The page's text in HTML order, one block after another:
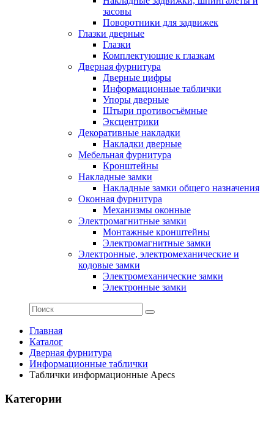
засовы
Поворотники для задвижек
Глазки дверные
Глазки
Комплектующие к глазкам
Дверная фурнитура
Дверные цифры
Информационные таблички
Упоры дверные
Штыри противосъёмные
Эксцентрики
Декоративные накладки
Накладки дверные
Мебельная фурнитура
Кронштейны
Накладные замки
Накладные замки общего назначения
Оконная фурнитура
Механизмы оконные
Электромагнитные замки
Монтажные кронштейны
Электромагнитные замки
Электронные, электромеханические и
кодовые замки
Электромеханические замки
Электронные замки
Главная
Каталог
Дверная фурнитура
Информационные таблички
Таблички информационные Apecs
Категории